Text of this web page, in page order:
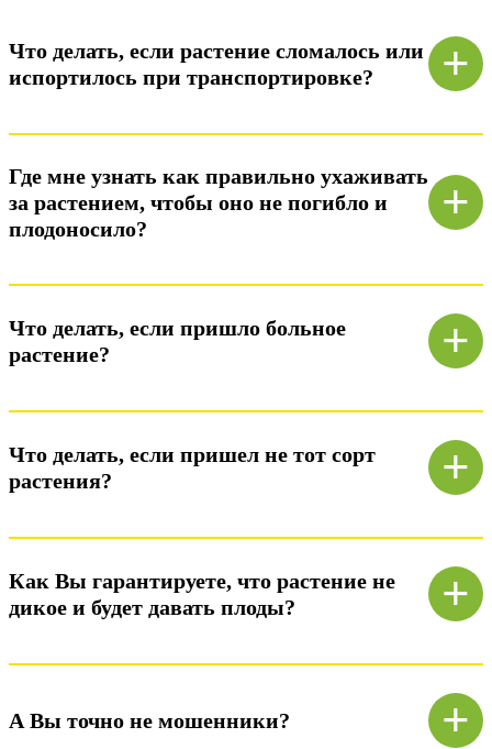
Что делать, если растение сломалось или
испортилось при транспортировке?
+
Где мне узнать как правильно ухаживать
за растением, чтобы оно не погибло и
плодоносило?
+
Что делать, если пришло больное
растение?
+
Что делать, если пришел не тот сорт
растения?
+
Как Вы гарантируете, что растение не
дикое и будет давать плоды?
+
А Вы точно не мошенники? +